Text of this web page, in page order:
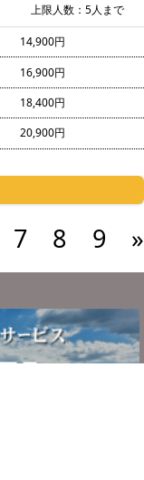
上限人数：5人まで
14,900円
16,900円
18,400円
20,900円
7 8 9 »